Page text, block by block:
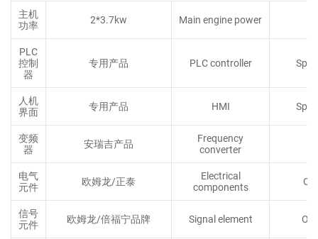
主机
功率
2*3.7kw Main engine power
PLC
控制
器
专用产品 PLC controller
人机
界面
专用产品 HMI
变频
器
安瑞吉产品
Frequency
converter
电气
元件
欧姆龙/正泰
Electrical
components
信号
元件
欧姆龙/倍福宁品牌 Signal element